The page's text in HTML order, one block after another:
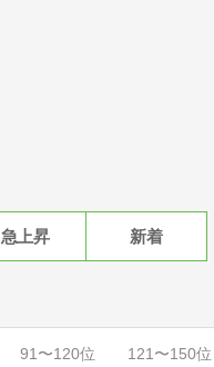
急上昇 新着
91〜120位 121〜150位